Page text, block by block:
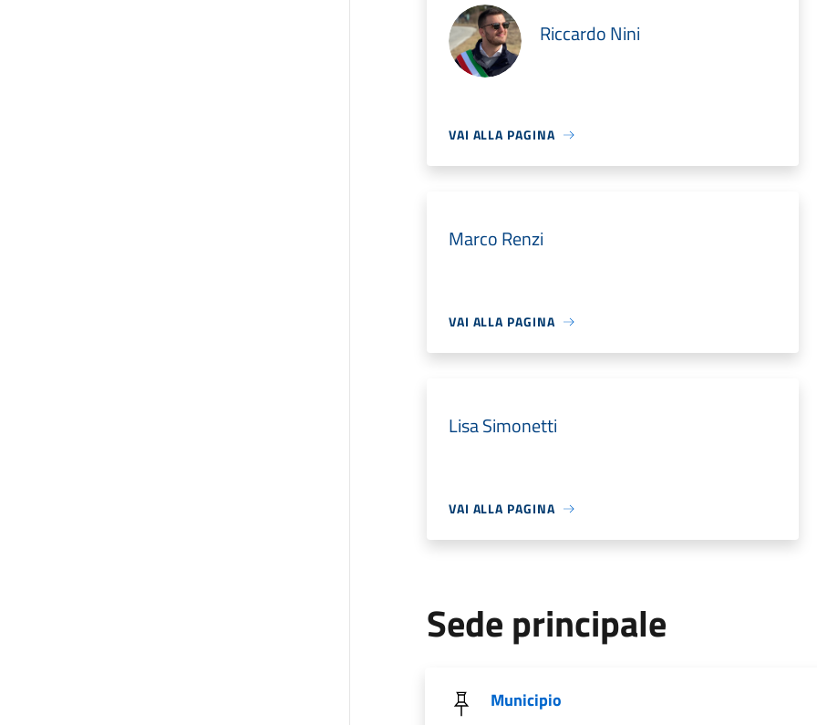
Riccardo Nini
VAI ALLA PAGINA
Marco Renzi
VAI ALLA PAGINA
Lisa Simonetti
VAI ALLA PAGINA
Sede principale
Municipio